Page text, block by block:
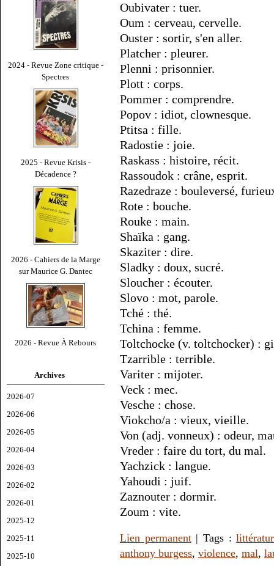
2024 - Revue Zone critique -
Spectres
2025 - Revue Krisis -
Décadence ?
2026 - Cahiers de la Marge
sur Maurice G. Dantec
2026 - Revue À Rebours
Archives
2026-07
2026-06
2026-05
2026-04
2026-03
2026-02
2026-01
2025-12
2025-11
2025-10
Oubivater : tuer.
Oum : cerveau, cervelle.
Ouster : sortir, s'en aller.
Platcher : pleurer.
Plenni : prisonnier.
Plott : corps.
Pommer : comprendre.
Popov : idiot, clownesque.
Ptitsa : fille.
Radostie : joie.
Raskass : histoire, récit.
Rassoudok : crâne, esprit.
Razedraze : bouleversé,
Rote : bouche.
Rouke : main.
Shaïka : gang.
Skaziter : dire.
Sladky : doux, sucré.
Sloucher : écouter.
Slovo : mot, parole.
Tché : thé.
Tchina : femme.
Toltchocke (v. toltchocker) :
Tzarrible : terrible.
Variter : mijoter.
Veck : mec.
Vesche : chose.
Viokcho/a : vieux, vieille.
Von (adj. vonneux) : odeur,
Vreder : faire du tort, du mal.
Yachzick : langue.
Yahoudi : juif.
Zaznouter : dormir.
Zoum : vite.
Lien permanent| Tags :
anthony burgess, violence, mal,